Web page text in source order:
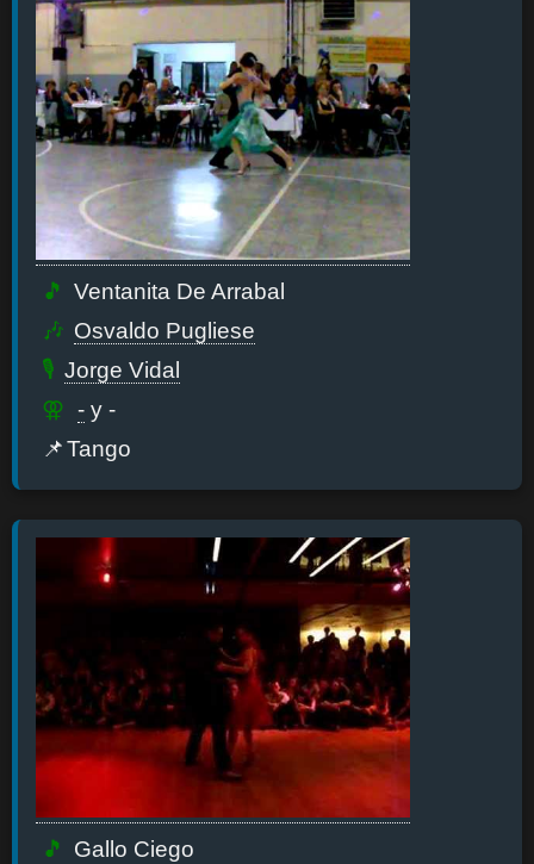
Ventanita De Arrabal
Osvaldo Pugliese
Jorge Vidal
- y -
Tango
Gallo Ciego